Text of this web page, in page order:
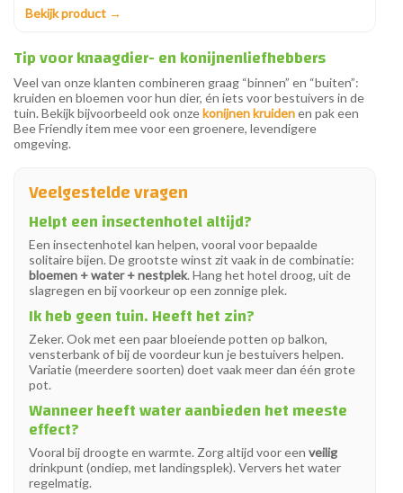
Bekijk product →
Tip voor knaagdier- en konijnenliefhebbers
Veel van onze klanten combineren graag “binnen” en “buiten”:
kruiden en bloemen voor hun dier, én iets voor bestuivers in de
tuin. Bekijk bijvoorbeeld ook onzekonijnen kruidenen pak een
Bee Friendly item mee voor een groenere, levendigere
omgeving.
Veelgestelde vragen
Helpt een insectenhotel altijd?
Een insectenhotel kan helpen, vooral voor bepaalde
solitaire bijen. De grootste winst zit vaak in de combinatie:
bloemen + water + nestplek. Hang het hotel droog, uit de
slagregen en bij voorkeur op een zonnige plek.
Ik heb geen tuin. Heeft het zin?
Zeker. Ook met een paar bloeiende potten op balkon,
vensterbank of bij de voordeur kun je bestuivers helpen.
Variatie (meerdere soorten) doet vaak meer dan één grote
pot.
Wanneer heeft water aanbieden het meeste
effect?
Vooral bij droogte en warmte. Zorg altijd voor een veilig
drinkpunt (ondiep, met landingsplek). Ververs het water
regelmatig.